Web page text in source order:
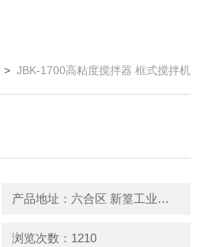
> JBK-1700高粘度搅拌器 框式搅拌机
产品地址：六合区 新篁工业园园区中路3号
浏览次数：1210